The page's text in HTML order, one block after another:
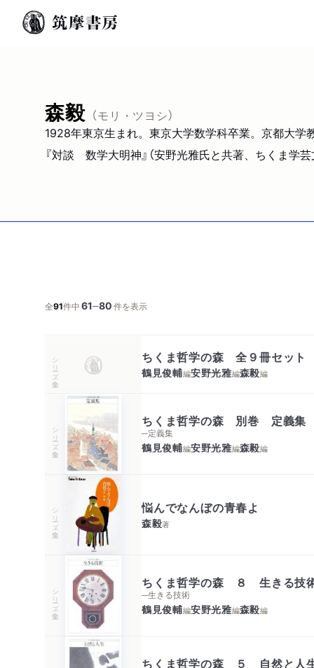
森毅 （モリ・ツヨシ）
1928年東京生まれ。東京大学数学科卒業。京都大学
『対談 数学大明神』（安野光雅氏と共著、ちくま学
全91件中61─80件を表示
シリーズ・全集 ちくま哲学の森 全９冊セット
鶴見俊輔編安野光雅編森毅編
シリーズ・全集
ちくま哲学の森 別巻 定義集
─定義集
鶴見俊輔編安野光雅編森毅編
シリーズ・全集 悩んでなんぼの青春よ
森毅著
シリーズ・全集
ちくま哲学の森 ８ 生きる技
─生きる技術
鶴見俊輔編安野光雅編森毅編
ちくま哲学の森 ５ 自然と人